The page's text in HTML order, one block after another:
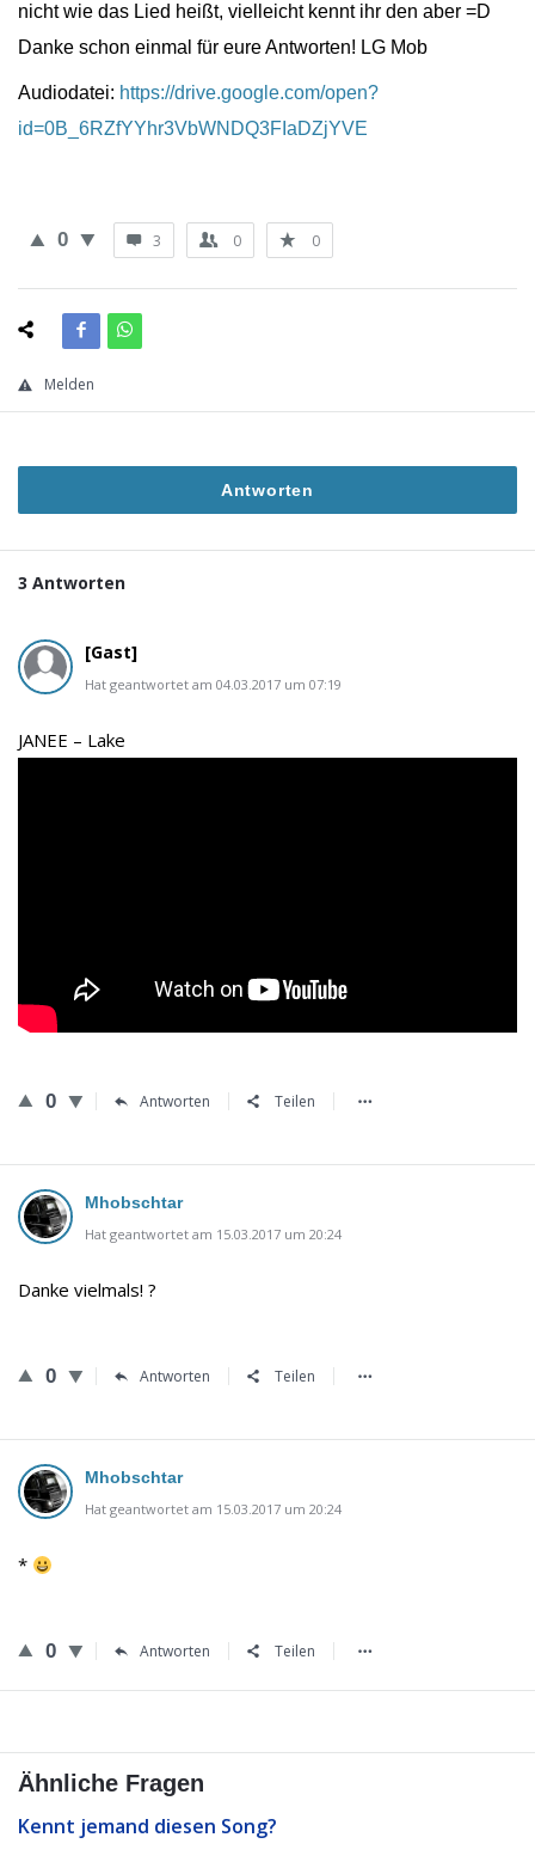
nicht wie das Lied heißt, vielleicht kennt ihr den aber =D
Danke schon einmal für eure Antworten! LG Mob
Audiodatei: https://drive.google.com/open?
id=0B_6RZfYYhr3VbWNDQ3FIaDZjYVE
0 3 0 0
Melden
Antworten
3 Antworten
[Gast]
Hat geantwortet am 04.03.2017 um 07:19
JANEE – Lake
0 Antworten Teilen
Mhobschtar
Hat geantwortet am 15.03.2017 um 20:24
Danke vielmals! ?
0 Antworten Teilen
Mhobschtar
Hat geantwortet am 15.03.2017 um 20:24
*
0 Antworten Teilen
Ähnliche Fragen
Kennt jemand diesen Song?